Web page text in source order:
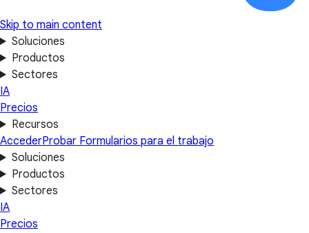
Skip to main content
Soluciones
Productos
Sectores
IA
Precios
Recursos
AccederProbar Formularios para el trabajo
Soluciones
Productos
Sectores
IA
Precios